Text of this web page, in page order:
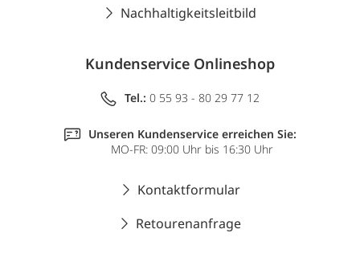
Nachhaltigkeitsleitbild
Kundenservice Onlineshop
Tel.: 0 55 93 - 80 29 77 12
Unseren Kundenservice erreichen Sie:
MO-FR: 09:00 Uhr bis 16:30 Uhr
Kontaktformular
Retourenanfrage